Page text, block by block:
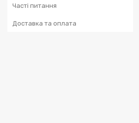
Часті питання
Доставка та оплата